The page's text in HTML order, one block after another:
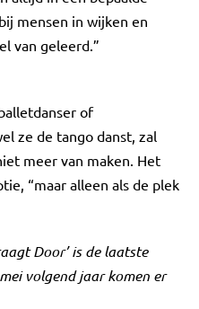
mensen in wijken en
van geleerd.”
of
ze de tango danst, zal
meer van maken. Het
“maar alleen als de plek
Door’ is de laatste
volgend jaar komen er